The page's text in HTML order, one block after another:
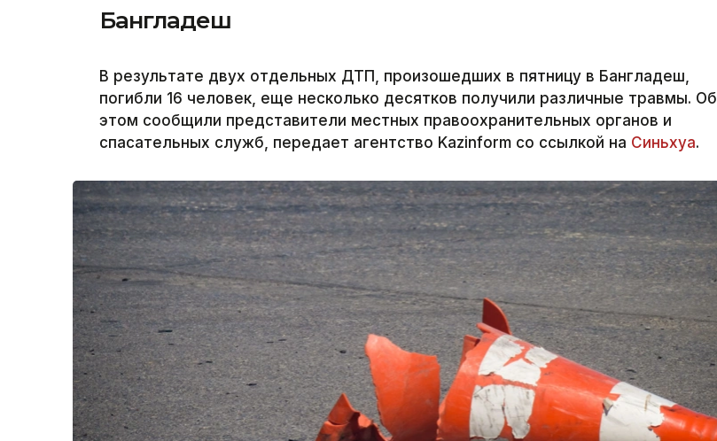
Бангладеш
В результате двух отдельных ДТП, произошедших в пятницу в Бангладеш,
погибли 16 человек, еще несколько десятков получили различные травмы. Об
этом сообщили представители местных правоохранительных органов и
спасательных служб, передает агентство Kazinform со ссылкой на Синьхуа.